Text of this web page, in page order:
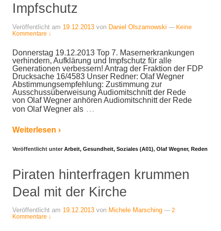
Impfschutz
Veröffentlicht am 19.12.2013 von Daniel Olszamowski — Keine
Kommentare ↓
Donnerstag 19.12.2013 Top 7. Masernerkrankungen
verhindern, Aufklärung und Impfschutz für alle
Generationen verbessern! Antrag der Fraktion der FDP
Drucksache 16/4583 Unser Redner: Olaf Wegner
Abstimmungsempfehlung: Zustimmung zur
Ausschussüberweisung Audiomitschnitt der Rede
von Olaf Wegner anhören Audiomitschnitt der Rede
von Olaf Wegner als …
Weiterlesen ›
Veröffentlicht unter Arbeit, Gesundheit, Soziales (A01), Olaf Wegner, Reden
Piraten hinterfragen krummen
Deal mit der Kirche
Veröffentlicht am 19.12.2013 von Michele Marsching — 2
Kommentare ↓